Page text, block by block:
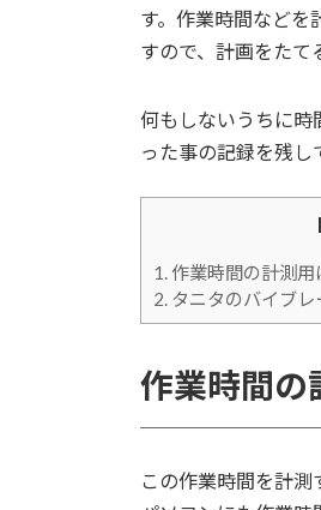
す。作業時間などを
すので、計画をたて
何もしないうちに時
った事の記録を残し
1. 作業時間の計測用
2. タニタのバイブ
作業時間の
この作業時間を計測